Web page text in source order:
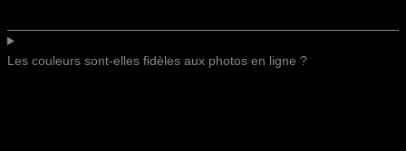
Les couleurs sont-elles fidèles aux photos en ligne ?